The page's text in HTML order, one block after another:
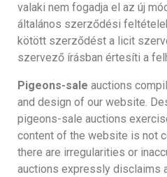
valaki nem fogadja el az új
általános szerződési
kötött szerződést a licit
szervező írásban értesíti a
Pigeons-sale auctions
and design of our website.
pigeons-sale auctions
content of the website is not
there are irregularities or
auctions expressly disclaims